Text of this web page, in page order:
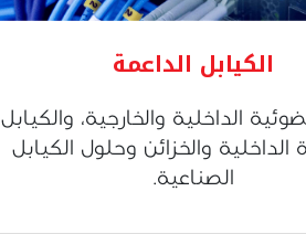
الكيابل الداعمة
الداخلية والخارجية، والكيابل
الداخلية والخزائن وحلول الكيابل
الصناعية.